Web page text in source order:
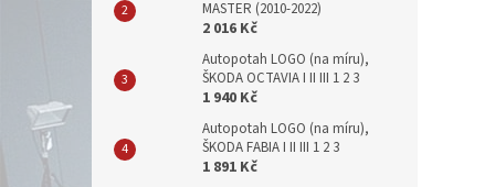
MASTER (2010-2022)
2 016 Kč
Autopotah LOGO (na míru),
ŠKODA OCTAVIA I II III 1 2 3
1 940 Kč
Autopotah LOGO (na míru),
ŠKODA FABIA I II III 1 2 3
1 891 Kč